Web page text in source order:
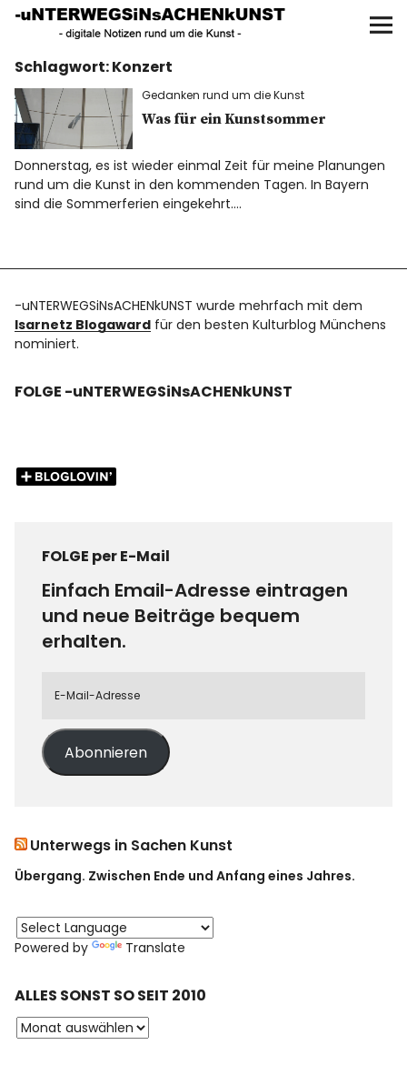
UNTERWEGS IN SACHEN
KUNST
Start
AKTUELLE AUSSTELLUNGEN
KUNSTSPAZIERGÄNGE
UNSER BUCH
Schlagwort:Konzert
Gedanken rund um die Kunst
Was für ein Kunstsommer
Donnerstag, es ist wieder einmal Zeit für meine Planungen
rund um die Kunst in den kommenden Tagen. In Bayern
sind die Sommerferien eingekehrt.…
-uNTERWEGSiNsACHENkUNST wurde mehrfach mit dem
Isarnetz Blogaward für den besten Kulturblog Münchens
nominiert.
FOLGE -uNTERWEGSiNsACHENkUNST
FOLGE per E-Mail
Einfach Email-Adresse eintragen
und neue Beiträge bequem
erhalten.
Abonnieren
Unterwegs in Sachen Kunst
Übergang. Zwischen Ende und Anfang eines Jahres.
Powered by Translate
ALLES SONST SO SEIT 2010